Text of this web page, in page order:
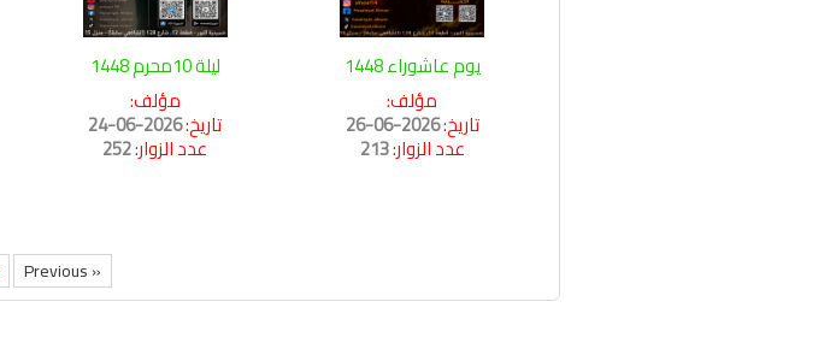
يوم عاشوراء 1448
مؤلف:
تاريخ:2026-06-26
عدد الزوار:213
ليلة 10محرم 1448
مؤلف:
تاريخ:2026-06-24
عدد الزوار:252
« Previous